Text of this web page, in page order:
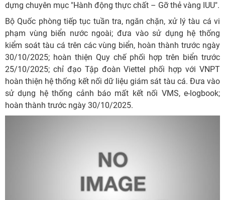
dựng chuyên mục "Hành động thực chất – Gỡ thẻ vàng IUU".
Bộ Quốc phòng tiếp tục tuần tra, ngăn chặn, xử lý tàu cá vi
phạm vùng biển nước ngoài; đưa vào sử dụng hệ thống
kiểm soát tàu cá trên các vùng biển, hoàn thành trước ngày
30/10/2025; hoàn thiện Quy chế phối hợp trên biển trước
25/10/2025; chỉ đạo Tập đoàn Viettel phối hợp với VNPT
hoàn thiện hệ thống kết nối dữ liệu giám sát tàu cá. Đưa vào
sử dụng hệ thống cảnh báo mất kết nối VMS, e-logbook;
hoàn thành trước ngày 30/10/2025.